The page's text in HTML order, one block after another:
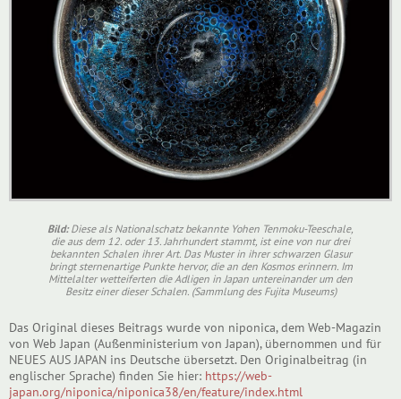
Bild:Diese als Nationalschatz bekannte Yohen Tenmoku-Teeschale,
die aus dem 12. oder 13. Jahrhundert stammt, ist eine von nur drei
bekannten Schalen ihrer Art. Das Muster in ihrer schwarzen Glasur
bringt sternenartige Punkte hervor, die an den Kosmos erinnern. Im
Mittelalter wetteiferten die Adligen in Japan untereinander um den
Besitz einer dieser Schalen. (Sammlung des Fujita Museums)
Das Original dieses Beitrags wurde von niponica, dem Web-Magazin
von Web Japan (Außenministerium von Japan), übernommen und für
NEUES AUS JAPAN ins Deutsche übersetzt. Den Originalbeitrag (in
englischer Sprache) finden Sie hier: https://web-
japan.org/niponica/niponica38/en/feature/index.html